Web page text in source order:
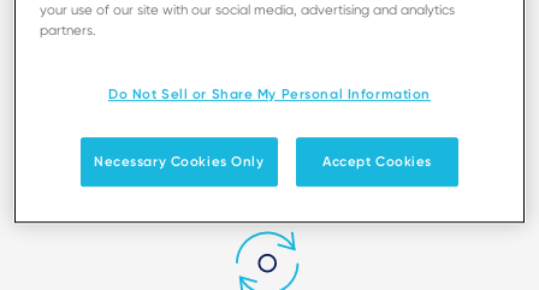
Adaptez les services à vos besoins
alignées sur votre modèle
opérationnel.
your use of our site with our social media, advertising and analytics
partners.
Do Not Sell or Share My Personal Information
Necessary Cookies Only Accept Cookies